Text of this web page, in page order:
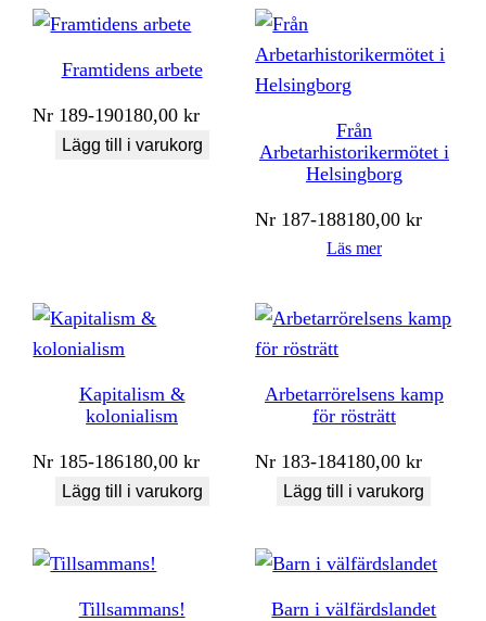
Framtidens arbete
Nr 189-190180,00kr
Lägg till i varukorg
Från
Arbetarhistorikermötet i
Helsingborg
Nr 187-188180,00kr
Läs mer
Kapitalism &
kolonialism
Nr 185-186180,00kr
Lägg till i varukorg
Arbetarrörelsens kamp
för rösträtt
Nr 183-184180,00kr
Lägg till i varukorg
Tillsammans! Barn i välfärdslandet